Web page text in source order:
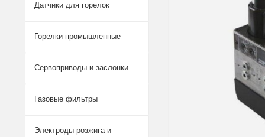
Датчики для горелок
Горелки промышленные
Сервоприводы и заслонки
Газовые фильтры
Электроды розжига и